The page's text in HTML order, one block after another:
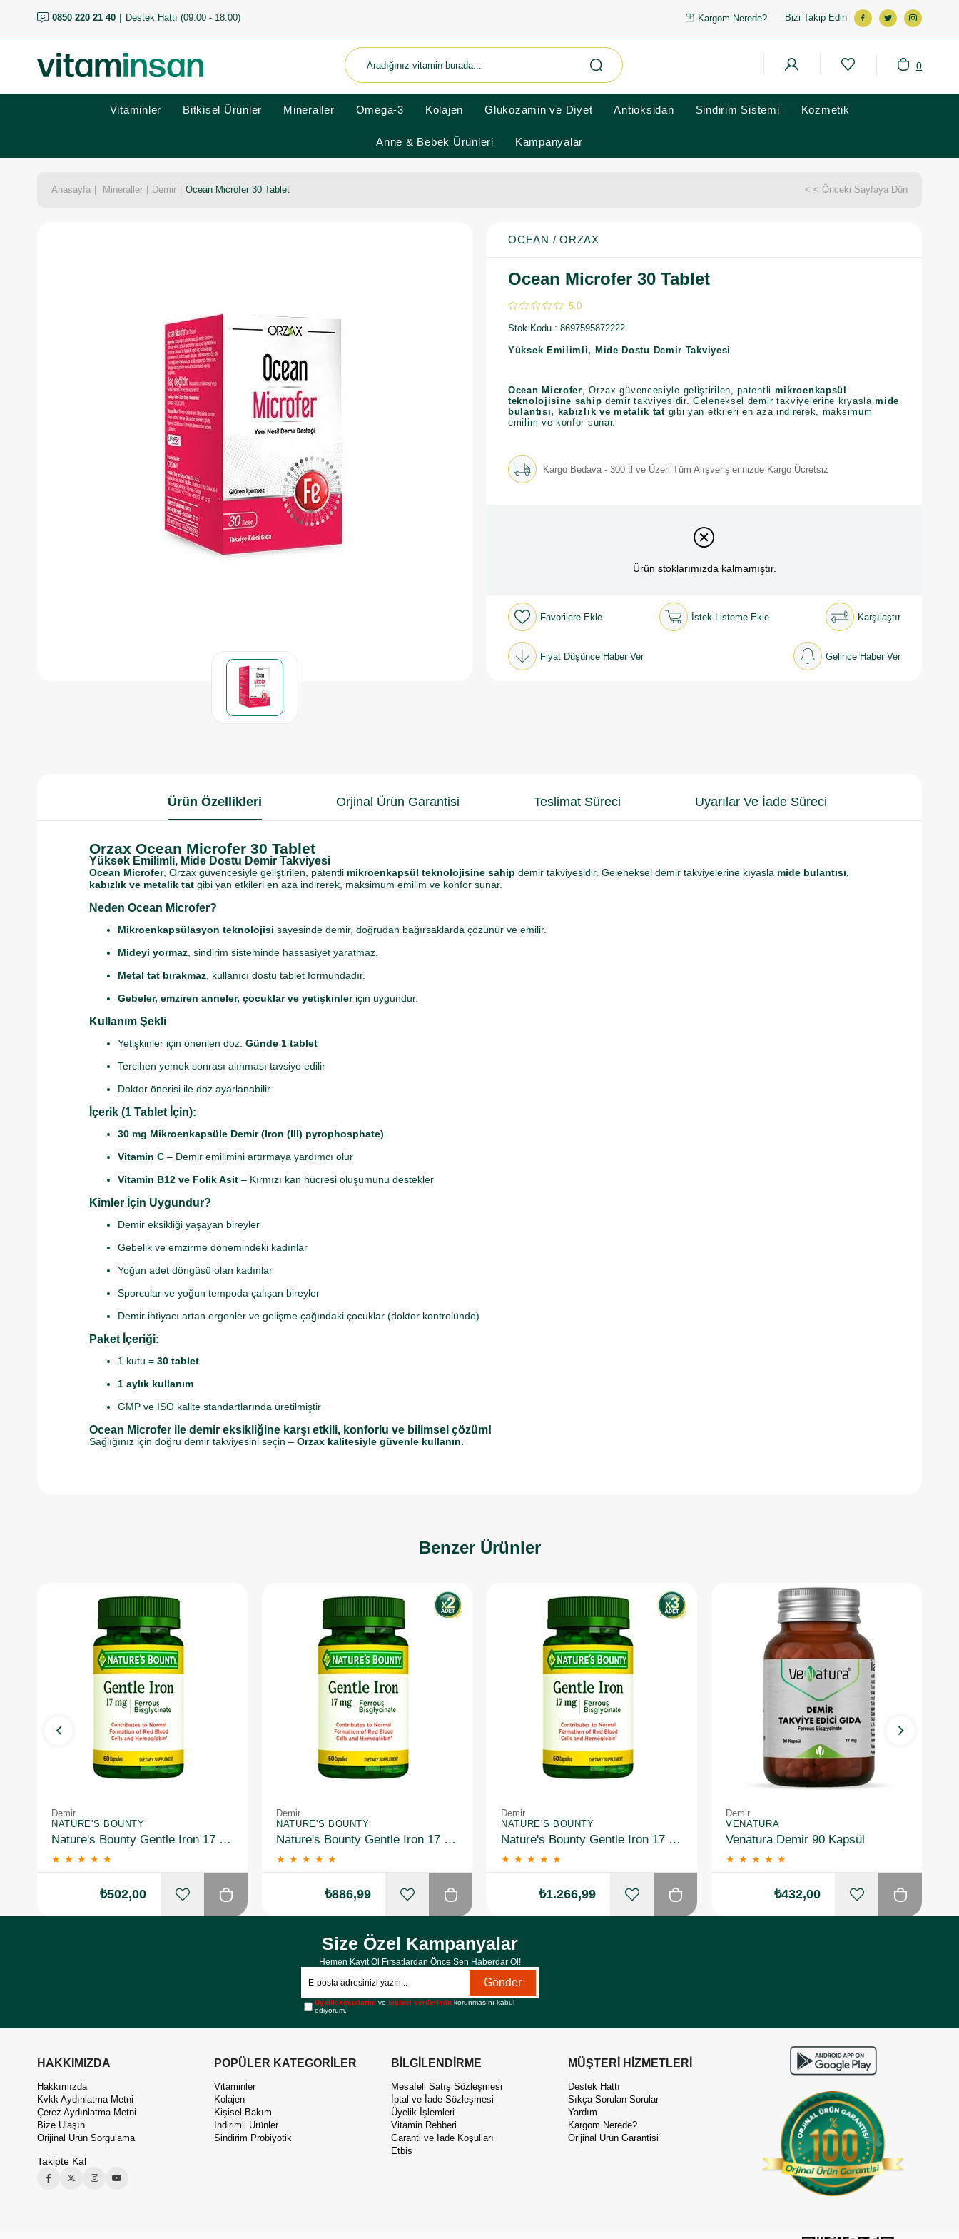
0850 220 21 40 Destek Hattı (09:00 - 18:00) Kargom Nerede? Bizi Takip Edin
0
Vitaminler Bitkisel Ürünler Mineraller Omega-3 Kolajen Glukozamin ve Diyet Antioksidan Sindirim Sistemi Kozmetik
Anne & Bebek Ürünleri Kampanyalar
Anasayfa Mineraller Demir Ocean Microfer 30 Tablet < < Önceki Sayfaya Dön
OCEAN / ORZAX
Ocean Microfer 30 Tablet
5.0
Stok Kodu 8697595872222
Yüksek Emilimli, Mide Dostu Demir Takviyesi
Ocean Microfer, Orzax güvencesiyle geliştirilen, patentli mikroenkapsül
teknolojisine sahip demir takviyesidir. Geleneksel demir takviyelerine kıyaslamide
bulantısı, kabızlık ve metalik tatgibi yan etkileri en aza indirerek, maksimum
emilim ve konfor sunar.
Kargo Bedava - 300 tl ve Üzeri Tüm Alışverişlerinizde Kargo Ücretsiz
Ürün stoklarımızda kalmamıştır.
Favorilere Ekle İstek Listeme Ekle Karşılaştır
Fiyat Düşünce Haber Ver Gelince Haber Ver
Ürün Özellikleri Orjinal Ürün Garantisi Teslimat Süreci Uyarılar Ve İade Süreci
Orzax Ocean Microfer 30 Tablet
Yüksek Emilimli, Mide Dostu Demir Takviyesi
Ocean Microfer, Orzax güvencesiyle geliştirilen, patentli mikroenkapsül teknolojisine sahip demir takviyesidir. Geleneksel demir takviyelerine kıyasla mide bulantısı,
kabızlık ve metalik tat gibi yan etkileri en aza indirerek, maksimum emilim ve konfor sunar.
Neden Ocean Microfer?
Mikroenkapsülasyon teknolojisi sayesinde demir, doğrudan bağırsaklarda çözünür ve emilir.
Mideyi yormaz , sindirim sisteminde hassasiyet yaratmaz.
Metal tat bırakmaz , kullanıcı dostu tablet formundadır.
Gebeler, emziren anneler, çocuklar ve yetişkinleriçin uygundur.
Kullanım Şekli
Yetişkinler için önerilen doz: Günde 1 tablet
Tercihen yemek sonrası alınması tavsiye edilir
Doktor önerisi ile doz ayarlanabilir
İçerik (1 Tablet İçin):
30 mg Mikroenkapsüle Demir (Iron (III) pyrophosphate)
Vitamin C – Demir emilimini artırmaya yardımcı olur
Vitamin B12 ve Folik Asit – Kırmızı kan hücresi oluşumunu destekler
Kimler İçin Uygundur?
Demir eksikliği yaşayan bireyler
Gebelik ve emzirme dönemindeki kadınlar
Yoğun adet döngüsü olan kadınlar
Sporcular ve yoğun tempoda çalışan bireyler
Demir ihtiyacı artan ergenler ve gelişme çağındaki çocuklar (doktor kontrolünde)
Paket İçeriği:
1 kutu = 30 tablet
1 aylık kullanım
GMP ve ISO kalite standartlarında üretilmiştir
Ocean Microfer ile demir eksikliğine karşı etkili, konforlu ve bilimsel çözüm!
Sağlığınız için doğru demir takviyesini seçin – Orzax kalitesiyle güvenle kullanın.
Benzer Ürünler
Demir
NATURE'S BOUNTY
Nature's Bounty Gentle Iron 17 mg 60 Kapsül
★ ★ ★ ★ ★
₺502,00
Demir
NATURE'S BOUNTY
Nature's Bounty Gentle Iron 17 Mg 60 Kapsül 2 Adet
★ ★ ★ ★ ★
₺886,99
Demir
NATURE'S BOUNTY
Nature's Bounty Gentle Iron 17 mg 60 Kapsül 3 Adet
★ ★ ★ ★ ★
₺1.266,99
Demir
VENATURA
Venatura Demir 90 Kapsül
★ ★ ★ ★ ★
₺432,00
Size Özel Kampanyalar
Hemen Kayıt Ol Fırsatlardan Önce Sen Haberdar Ol!
Gönder
Üyelik koşullarını vekişisel verilerimin korunmasını kabul
ediyorum.
HAKKIMIZDA
Hakkımızda
Kvkk Aydınlatma Metni
Çerez Aydınlatma Metni
Bize Ulaşın
Orijinal Ürün Sorgulama
Takipte Kal
POPÜLER KATEGORİLER
Vitaminler
Kolajen
Kişisel Bakım
İndirimli Ürünler
Sindirim Probiyotik
BİLGİLENDİRME
Mesafeli Satış Sözleşmesi
İptal ve İade Sözleşmesi
Üyelik İşlemleri
Vitamin Rehberi
Garanti ve İade Koşulları
Etbis
MÜŞTERİ HİZMETLERİ
Destek Hattı
Sıkça Sorulan Sorular
Yardım
Kargom Nerede?
Orijinal Ürün Garantisi